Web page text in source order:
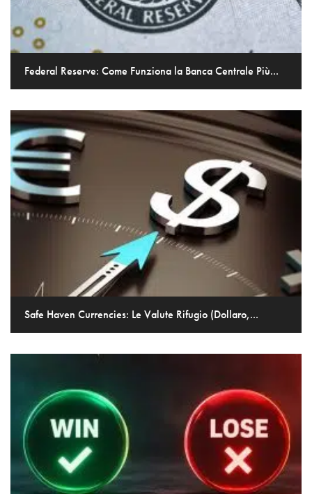
Federal Reserve: Come Funziona la Banca Centrale Più...
Safe Haven Currencies: Le Valute Rifugio (Dollaro,...